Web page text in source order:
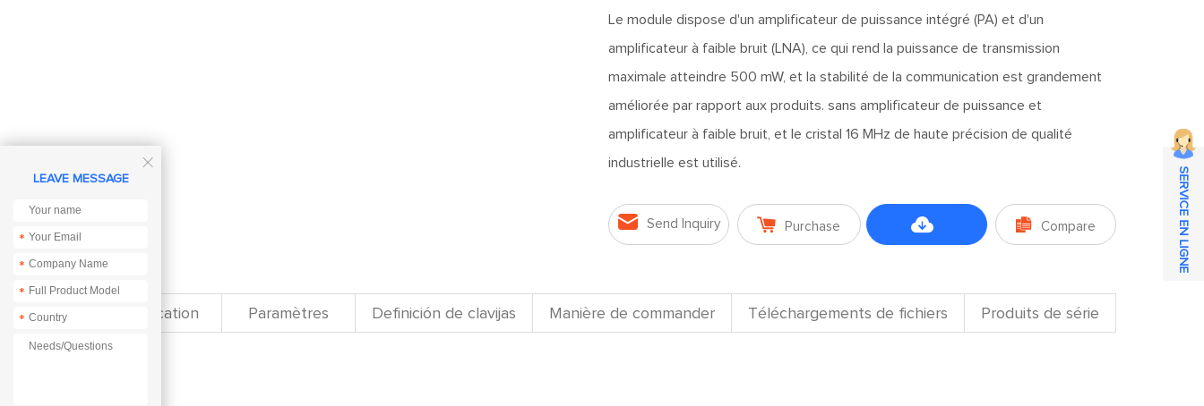
Le module dispose d'un amplificateur de puissance intégré (PA) et d'un
amplificateur à faible bruit (LNA), ce qui rend la puissance de transmission
maximale atteindre 500 mW, et la stabilité de la communication est grandement
améliorée par rapport aux produits. sans amplificateur de puissance et
amplificateur à faible bruit, et le cristal 16 MHz de haute précision de qualité
industrielle est utilisé.
 Send Inquiry  Purchase 
de fichiers
 Compare
Spécification Paramètres Definición de clavijas Manière de commander Téléchargements de fichiers Produits de série

LEAVE MESSAGE
*
*
*
*
SERVICE EN LIGNE